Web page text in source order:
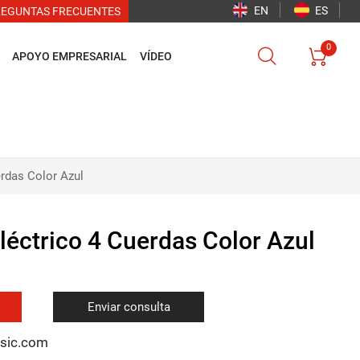
FRECUENTES EN ES
APOYO EMPRESARIAL VÍDEO  
0
Color Azul
4 Cuerdas Color Azul
Enviar consulta